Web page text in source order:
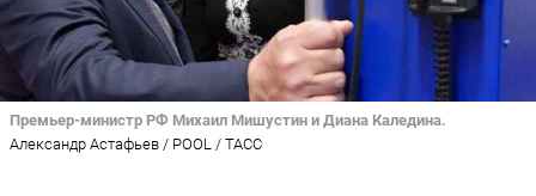
Премьер-министр РФ Михаил Мишустин и Диана Каледина.
Александр Астафьев / POOL / ТАСС